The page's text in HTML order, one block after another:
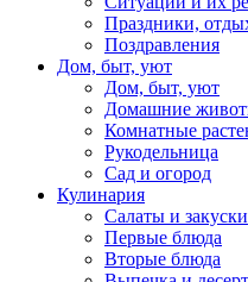
Праздники,
Поздравления
Дом, быт, уют
Дом, быт, уют
Домашние
Комнатные
Рукодельница
Сад и огород
Кулинария
Салаты и закуски
Первые блюда
Вторые блюда